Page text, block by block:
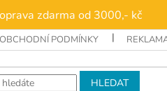
zdarma od 3000,- kč
OBCHODNÍ PODMÍNKY
HLEDAT